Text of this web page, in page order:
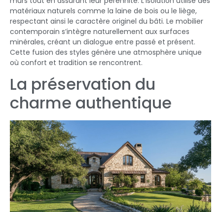
matériaux naturels comme la laine de bois ou le liège,
respectant ainsi le caractère originel du bâti. Le mobilier
contemporain s’intègre naturellement aux surfaces
minérales, créant un dialogue entre passé et présent.
Cette fusion des styles génère une atmosphère unique
où confort et tradition se rencontrent.
La préservation du
charme authentique